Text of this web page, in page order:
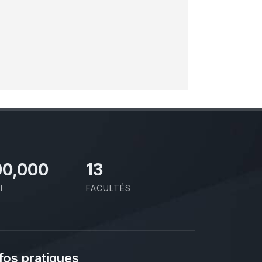
13
FACULTÉS
pratiques